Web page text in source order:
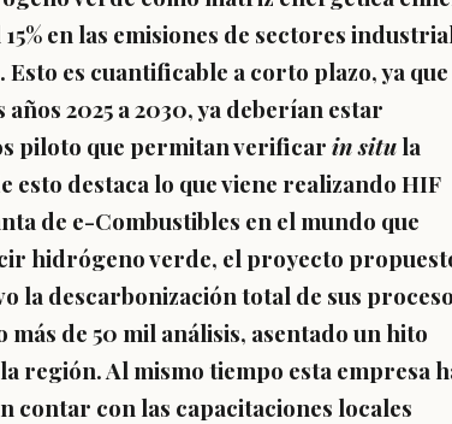
en las emisiones de sectores
es cuantificable a corto plazo, ya que
2025 a 2030, ya deberían estar
piloto que permitan verificar in situ la
destaca lo que viene realizando HIF
de e-Combustibles en el mundo que
hidrógeno verde, el proyecto
la descarbonización total de sus
de 50 mil análisis, asentado un hito
región. Al mismo tiempo esta empresa
contar con las capacitaciones locales